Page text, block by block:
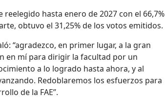
hasta enero de 2027 con el 66,7%
obtuvo el 31,25% de los votos emitidos.
“agradezco, en primer lugar, a la gran
en mí para dirigir la facultad por un
a lo logrado hasta ahora, y al
Redoblaremos los esfuerzos para
de la FAE”.